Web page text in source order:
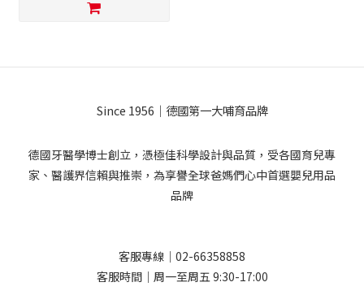
Since 1956｜德國第一大哺育品牌
德國牙醫學博士創立，憑極佳科學設計與品質，受各國育兒專
家、醫護界信賴與推崇，為享譽全球爸媽們心中首選嬰兒用品
品牌
客服專線｜02-66358858
客服時間｜周一至周五 9:30-17:00